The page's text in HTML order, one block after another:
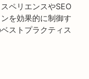
ペリエンスやSEO
を効果的に制御す
ストプラクティス